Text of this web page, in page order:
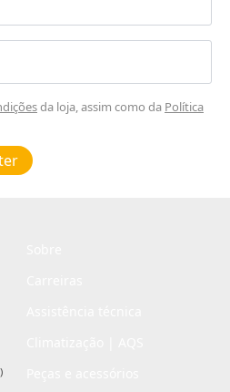
da loja, assim como da Política